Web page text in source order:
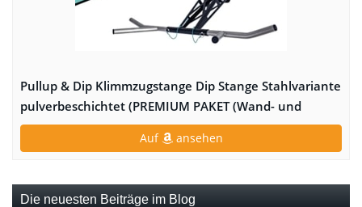
Pullup & Dip Klimmzugstange Dip Stange Stahlvariante
pulverbeschichtet (PREMIUM PAKET (Wand- und
Baum/Pfosten Montage))
Auf ansehen
Die neuesten Beiträge im Blog